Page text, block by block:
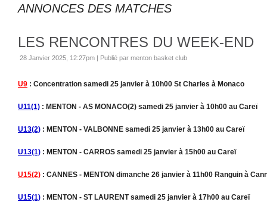
ANNONCES DES MATCHES
LES RENCONTRES DU WEEK-END
28 Janvier 2025, 12:27pm | Publié par menton basket club
U9 : Concentration samedi 25 janvier à 10h00 St Charles à Monaco
U11(1) : MENTON - AS MONACO(2) samedi 25 janvier à 10h00 au Careï
U13(2) : MENTON - VALBONNE samedi 25 janvier à 13h00 au Careï
U13(1) : MENTON - CARROS samedi 25 janvier à 15h00 au Careï
U15(2) : CANNES - MENTON dimanche 26 janvier à 11h00 Ranguin à
U15(1) : MENTON - ST LAURENT samedi 25 janvier à 17h00 au Careï